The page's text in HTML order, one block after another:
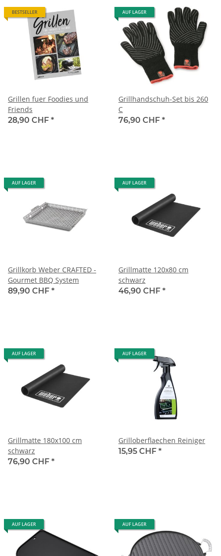
BESTSELLER
Grillen fuer Foodies und
Friends
28,90 CHF *
AUF LAGER
Grillhandschuh-Set bis 260
C
76,90 CHF *
AUF LAGER
Grillkorb Weber CRAFTED -
Gourmet BBQ System
89,90 CHF *
AUF LAGER
Grillmatte 120x80 cm
schwarz
46,90 CHF *
AUF LAGER
Grillmatte 180x100 cm
schwarz
76,90 CHF *
AUF LAGER
Grilloberflaechen Reiniger
15,95 CHF *
AUF LAGER AUF LAGER